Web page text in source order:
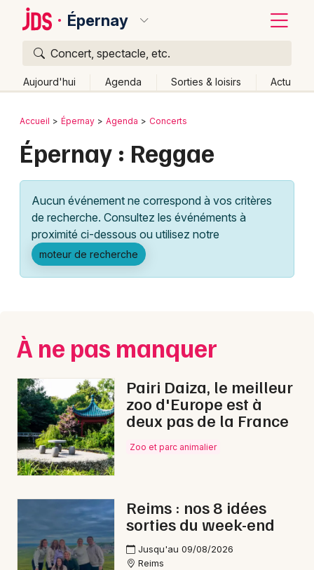
Épernay
Concert, spectacle, etc.
Aujourd'hui Agenda Sorties & loisirs Actu
Publier un événement
Grands événements
Activité & Expérience
Manifestations
Spectacles
Concerts
Sports
Soirées
Sorties famille
Sorties & loisirs
Bordeaux
Lille
Lyon
Marseille
Nantes
Nice
Paris
Strasbourg
Toulouse
Retour
Accueil Épernay Agenda Concerts
Épernay : Reggae
Aucun événement ne correspond à vos critères
de recherche. Consultez les événéments à
proximité ci-dessous ou utilisez notre
moteur de recherche
À ne pas manquer
Pairi Daiza, le meilleur
zoo d'Europe est à
deux pas de la France
Zoo et parc animalier
Reims : nos 8 idées
sorties du week-end
Jusqu'au 09/08/2026
Reims
Quoi ?
Où ?
Épernay et alentours
Champagne-Ardenne
Partout
Près de moi
Quand ?
Effacer les dates